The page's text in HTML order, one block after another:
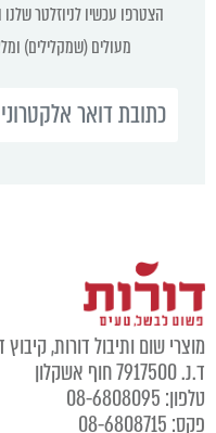
הצטרפו עכשיו לניוזלטר
מעולים (שמקלילים)
מוצרי שום ותיבול דורות, קיבוץ
ד.נ. 7917500 חוף אשקלון
טלפון: 08-6808095
פקס: 08-6808715